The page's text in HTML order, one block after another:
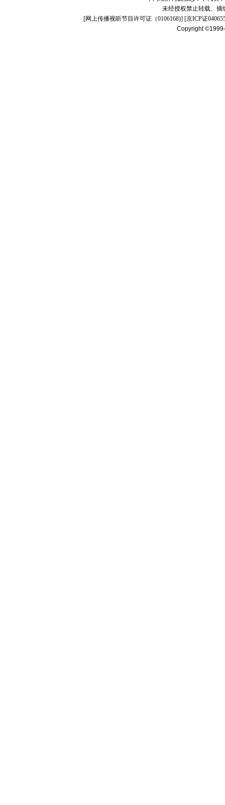
未经授权禁止转载、摘
[网上传播视听节目许可证（0106168)] [京ICP证
Copyright